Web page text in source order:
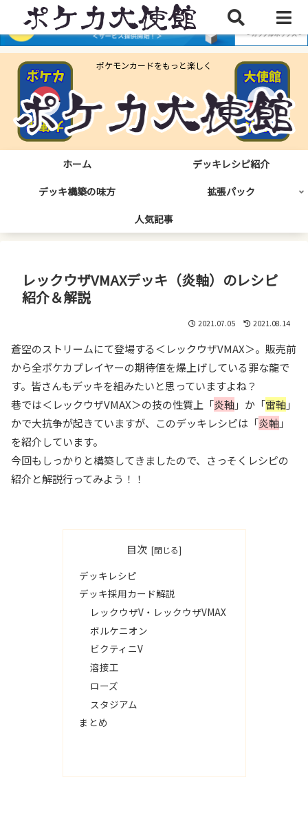
ポケモンカードをもっと楽しく
ホーム
デッキレシピ紹介
デッキ構築の味方
拡張パック
人気記事
レックウザVMAXデッキ（炎軸）のレシピ
紹介＆解説
2021.07.05 2021.08.14
蒼空のストリームにて登場する＜レックウザVMAX＞。販売前
から全ポケカプレイヤーの期待値を爆上げしている罪な龍で
す。皆さんもデッキを組みたいと思っていますよね？
巷では＜レックウザVMAX＞の技の性質上「炎軸」か「雷軸」
かで大抗争が起きていますが、このデッキレシピは「炎軸」
を紹介しています。
今回もしっかりと構築してきましたので、さっそくレシピの
紹介と解説行ってみよう！！
目次
デッキレシピ
デッキ採用カード解説
レックウザV・レックウザVMAX
ボルケニオン
ビクティニV
溶接工
ローズ
スタジアム
まとめ